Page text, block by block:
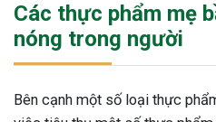
Các thực phẩm mẹ
nóng trong người
Bên cạnh một số loại thực